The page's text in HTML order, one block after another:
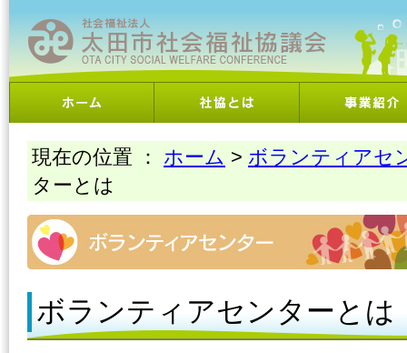
現在の位置 ： ホーム > ボランティアセ
ターとは
ボランティアセンターとは